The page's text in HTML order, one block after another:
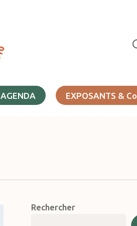
AGENDA EXPOSANTS & Co
Rechercher